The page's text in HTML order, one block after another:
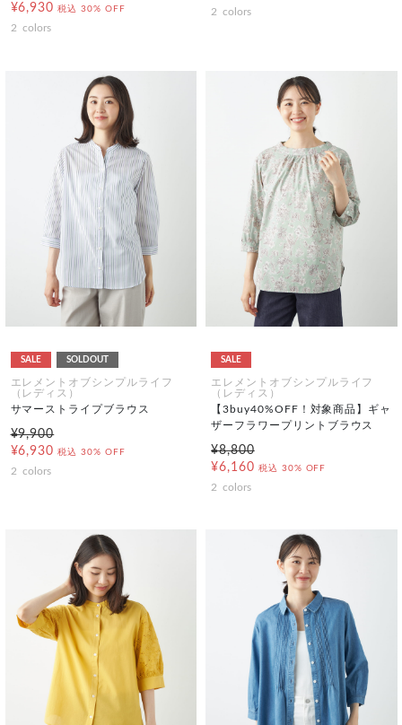
¥6,930 税込 30% OFF
2 colors
2 colors
SALE SOLDOUT
エレメントオブシンプルライフ
（レディス）
サマーストライプブラウス
¥9,900
¥6,930 税込 30% OFF
2 colors
SALE
エレメントオブシンプルライフ
（レディス）
【3buy40%OFF！対象商品】ギャ
ザーフラワープリントブラウス
¥8,800
¥6,160 税込 30% OFF
2 colors